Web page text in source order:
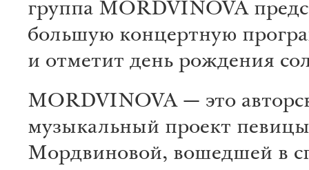
группа MORDVINOVA
большую концертную
и отметит день рождения
MORDVINOVA — это
музыкальный проект
Мордвиновой, вошедшей в